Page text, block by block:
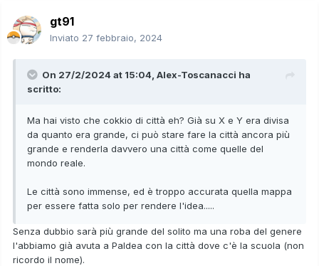
gt91
Inviato 27 febbraio, 2024
On 27/2/2024 at 15:04, Alex-Toscanacci ha
scritto:
Ma hai visto che cokkio di città eh? Già su X e Y era divisa
da quanto era grande, ci può stare fare la città ancora più
grande e renderla davvero una città come quelle del
mondo reale.
Le città sono immense, ed è troppo accurata quella mappa
per essere fatta solo per rendere l'idea.....
Senza dubbio sarà più grande del solito ma una roba del genere
l'abbiamo già avuta a Paldea con la città dove c'è la scuola (non
ricordo il nome).